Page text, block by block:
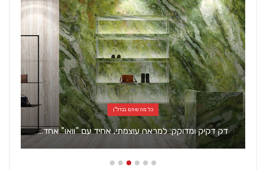
כל מה שחם בנדל"ן
דק דקיק ומדוקק: למראה עוצמתי, אחיד עם "וואו" אחד…